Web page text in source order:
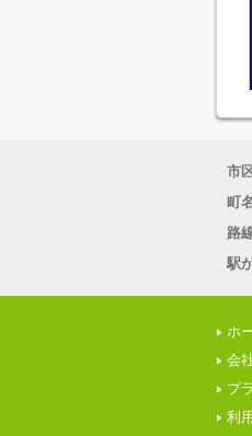
市
町
路
駅
ホ
会
プ
利